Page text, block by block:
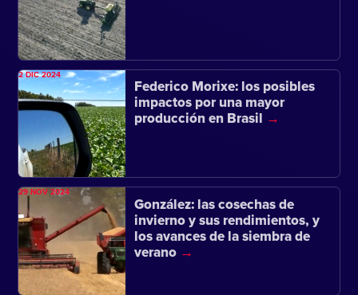
Federico Morixe: los posibles
impactos por una mayor
producción en Brasil
2 DIC 2024
González: las cosechas de
invierno y sus rendimientos, y
los avances de la siembra de
verano
29 NOV 2024